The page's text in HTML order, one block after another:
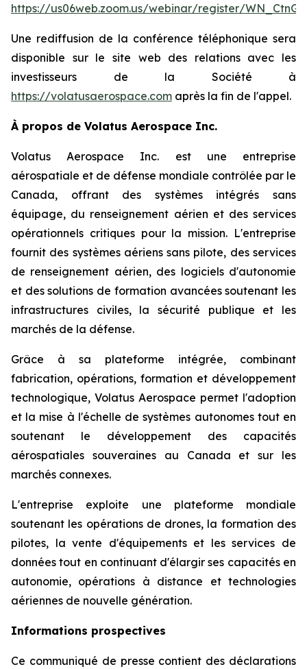
https://us06web.zoom.us/webinar/register/
Une rediffusion de la conférence téléphonique sera
disponible sur le site web des relations avec les
investisseurs de la Société à
https://volatusaerospace.com après la fin de l'appel.
À propos de Volatus Aerospace Inc.
Volatus Aerospace Inc. est une entreprise
aérospatiale et de défense mondiale contrôlée par le
Canada, offrant des systèmes intégrés sans
équipage, du renseignement aérien et des services
opérationnels critiques pour la mission. L'entreprise
fournit des systèmes aériens sans pilote, des services
de renseignement aérien, des logiciels d'autonomie
et des solutions de formation avancées soutenant les
infrastructures civiles, la sécurité publique et les
marchés de la défense.
Grâce à sa plateforme intégrée, combinant
fabrication, opérations, formation et développement
technologique, Volatus Aerospace permet l'adoption
et la mise à l'échelle de systèmes autonomes tout en
soutenant le développement des capacités
aérospatiales souveraines au Canada et sur les
marchés connexes.
L'entreprise exploite une plateforme mondiale
soutenant les opérations de drones, la formation des
pilotes, la vente d'équipements et les services de
données tout en continuant d'élargir ses capacités en
autonomie, opérations à distance et technologies
aériennes de nouvelle génération.
Informations prospectives
Ce communiqué de presse contient des déclarations